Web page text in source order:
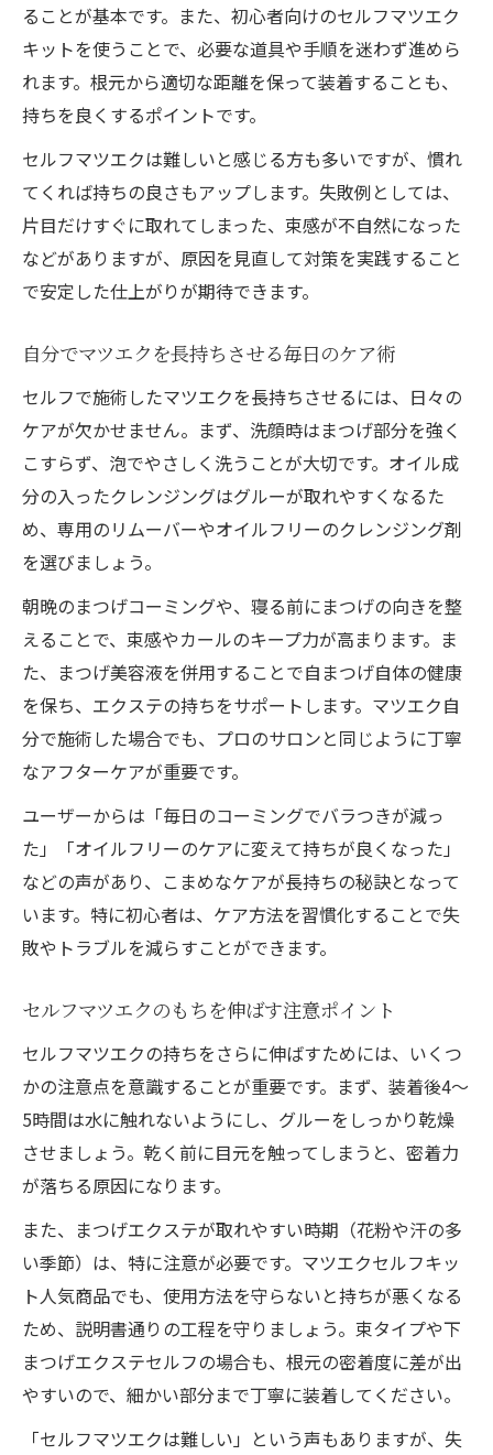
ることが基本です。また、初心者向けのセルフマツエク
キットを使うことで、必要な道具や手順を迷わず進めら
れます。根元から適切な距離を保って装着することも、
持ちを良くするポイントです。
セルフマツエクは難しいと感じる方も多いですが、慣れ
てくれば持ちの良さもアップします。失敗例としては、
片目だけすぐに取れてしまった、束感が不自然になった
などがありますが、原因を見直して対策を実践すること
で安定した仕上がりが期待できます。
自分でマツエクを長持ちさせる毎日のケア術
セルフで施術したマツエクを長持ちさせるには、日々の
ケアが欠かせません。まず、洗顔時はまつげ部分を強く
こすらず、泡でやさしく洗うことが大切です。オイル成
分の入ったクレンジングはグルーが取れやすくなるた
め、専用のリムーバーやオイルフリーのクレンジング剤
を選びましょう。
朝晩のまつげコーミングや、寝る前にまつげの向きを整
えることで、束感やカールのキープ力が高まります。ま
た、まつげ美容液を併用することで自まつげ自体の健康
を保ち、エクステの持ちをサポートします。マツエク自
分で施術した場合でも、プロのサロンと同じように丁寧
なアフターケアが重要です。
ユーザーからは「毎日のコーミングでバラつきが減っ
た」「オイルフリーのケアに変えて持ちが良くなった」
などの声があり、こまめなケアが長持ちの秘訣となって
います。特に初心者は、ケア方法を習慣化することで失
敗やトラブルを減らすことができます。
セルフマツエクのもちを伸ばす注意ポイント
セルフマツエクの持ちをさらに伸ばすためには、いくつ
かの注意点を意識することが重要です。まず、装着後4〜
5時間は水に触れないようにし、グルーをしっかり乾燥
させましょう。乾く前に目元を触ってしまうと、密着力
が落ちる原因になります。
また、まつげエクステが取れやすい時期（花粉や汗の多
い季節）は、特に注意が必要です。マツエクセルフキッ
ト人気商品でも、使用方法を守らないと持ちが悪くなる
ため、説明書通りの工程を守りましょう。束タイプや下
まつげエクステセルフの場合も、根元の密着度に差が出
やすいので、細かい部分まで丁寧に装着してください。
「セルフマツエクは難しい」という声もありますが、失